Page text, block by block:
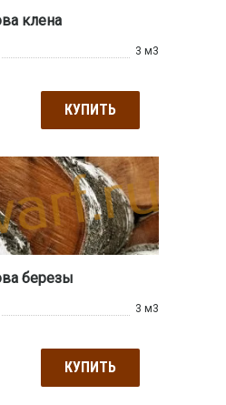
клена
3 м3
КУПИТЬ
березы
3 м3
КУПИТЬ